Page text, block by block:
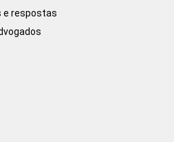
e respostas